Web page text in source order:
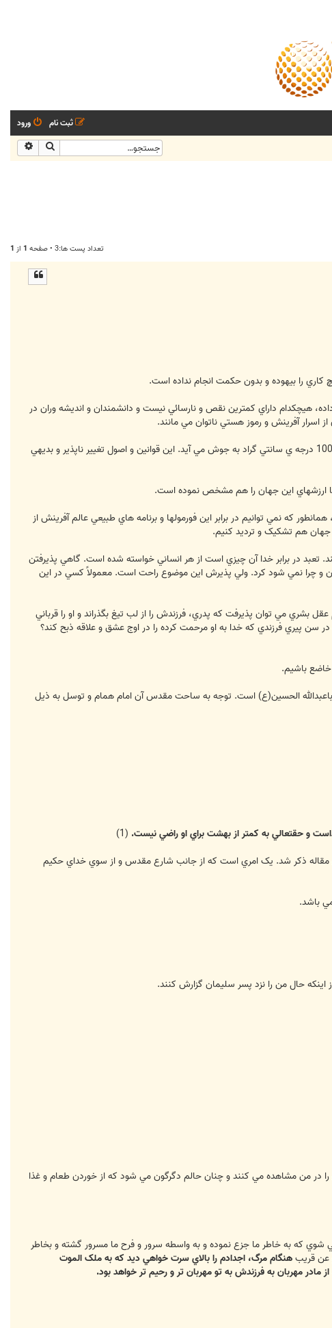
ورود
ثبت نام
جستجو
تعداد پست ها:3 • صفحه 1 از 1
را بيهوده و بدون حکمت انجام نداده است.
هيچکدام داراي کمترين نقص و نارسائي نيست و دانشمندان و انديشه وران در
اسرار آفرينش و رموز هستي ناتوان مي مانند.
يکي از قوانين ثابت شده ي در جهان، قانون جاذبه است. احدي در ثابت بودن اين مطلب ترديدي ندارد. يا اينکه آب در 100 درجه ي سانتي گراد به جوش مي آيد. اين قوانين و اصول تغيير ناپذير و بديهي
ارزشهاي اين جهان را هم مشخص نموده است.
که نمي توانيم در برابر اين فورمولها و برنامه هاي طبيعي عالم آفرينش از
تعبد در برابر خدا آن چيزي است از هر انساني خواسته شده است. گاهي پذيرفتن
و چرا نمي شود کرد. ولي پذيرش اين موضوع راحت است. معمولاً کسي در اين
بشري مي توان پذيرفت که پدري، فرزندش را از لب تيغ بگذراند و او را قرباني
سن پيري فرزندي که خدا به او مرحمت کرده را در اوج عشق و علاقه ذبح کند؟
باشيم.
الحسين(ع) است. توجه به ساحت مقدس آن امام همام و توسل به ذيل
و حقتعالي به کمتر از بهشت براي او راضي نيست. (1)
مقاله ذکر شد. يک امري است که از جانب شارع مقدس و از سوي خداي حکيم
باشد.
حال من را نزد پسر سليمان گزارش کنند.
در من مشاهده مي کنند و چنان حالم دگرگون مي شود که از خوردن طعام و غذا
که به خاطر ما جزع نموده و به واسطه سرور و فرح ما مسرور گشته و بخاطر
عن قريبهنگام مرگ، اجدادم را بالاي سرت خواهي ديد که به ملک الموت
مهربان به فرزندش به تو مهربان تر و رحيم تر خواهد بود.